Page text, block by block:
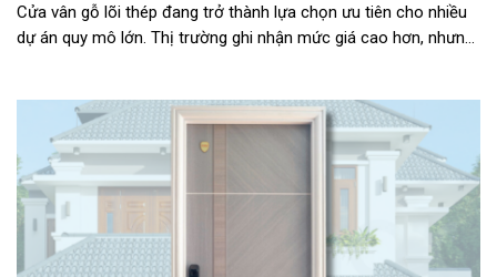
Cửa vân gỗ lõi thép đang trở thành lựa chọn ưu tiên cho nhiều
dự án quy mô lớn. Thị trường ghi nhận mức giá cao hơn, nhưng